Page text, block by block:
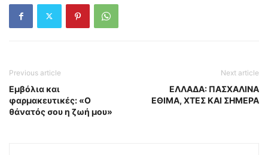
Previous article
Εμβόλια και
φαρμακευτικές: «Ο
θάνατός σου η ζωή μου»
Next article
ΕΛΛΑΔΑ: ΠΑΣΧΑΛΙΝΑ
ΕΘΙΜΑ, ΧΤΕΣ ΚΑΙ ΣΗΜΕΡΑ